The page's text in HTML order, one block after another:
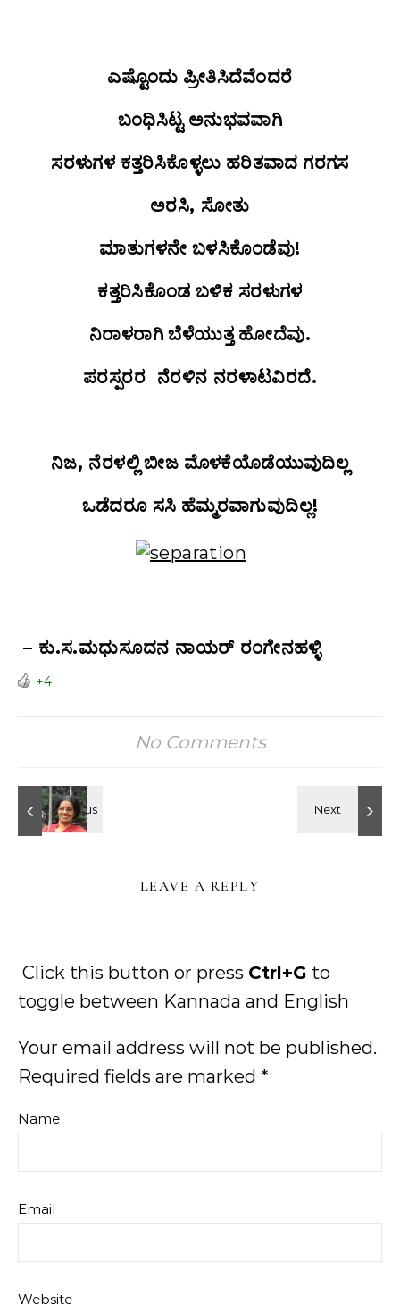
ಎಷ್ಟೊಂದು ಪ್ರೀತಿಸಿದೆವೆಂದರೆ
ಬಂಧಿಸಿಟ್ಟ ಅನುಭವವಾಗಿ
ಸರಳುಗಳ ಕತ್ತರಿಸಿಕೊಳ್ಳಲು ಹರಿತವಾದ ಗರಗಸ
ಅರಸಿ, ಸೋತು
ಮಾತುಗಳನೇ ಬಳಸಿಕೊಂಡೆವು!
ಕತ್ತರಿಸಿಕೊಂಡ ಬಳಿಕ ಸರಳುಗಳ
ನಿರಾಳರಾಗಿ ಬೆಳೆಯುತ್ತ ಹೋದೆವು.
ಪರಸ್ಪರರ ನೆರಳಿನ ನರಳಾಟವಿರದೆ.
ನಿಜ, ನೆರಳಲ್ಲಿ ಬೀಜ ಮೊಳಕೆಯೊಡೆಯುವುದಿಲ್ಲ
ಒಡೆದರೂ ಸಸಿ ಹೆಮ್ಮರವಾಗುವುದಿಲ್ಲ!
– ಕು.ಸ.ಮಧುಸೂದನ ನಾಯರ್ ರಂಗೇನಹಳ್ಳಿ
+4
No Comments
LEAVE A REPLY
Click this button or press Ctrl+G to
toggle between Kannada and English
Your email address will not be published.
Required fields are marked *
Name
Email
Website